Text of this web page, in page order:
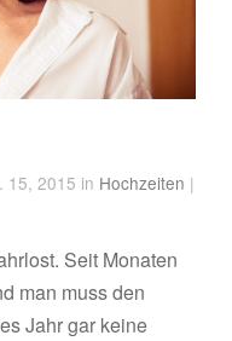
15, 2015 in Hochzeiten |
Seit Monaten
man muss den
Jahr gar keine